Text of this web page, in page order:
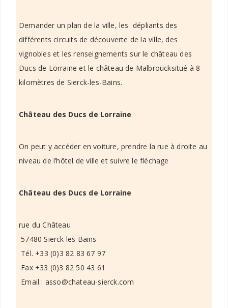
Demander un plan de la ville, les dépliants des
différents circuits de découverte de la ville, des
vignobles et les renseignements sur le château des
Ducs de Lorraine et le château de Malbroucksitué à 8
kilomètres de Sierck-les-Bains.
Château des Ducs de Lorraine
On peut y accéder en voiture, prendre la rue à droite au
niveau de l’hôtel de ville et suivre le fléchage
Château des Ducs de Lorraine
rue du Château
57480 Sierck les Bains
Tél. +33 (0)3 82 83 67 97
Fax +33 (0)3 82 50 43 61
Email : asso@chateau-sierck.com